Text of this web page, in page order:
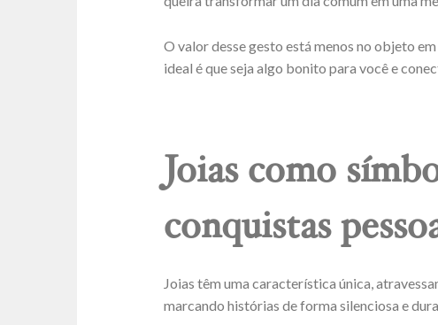
O valor desse gesto está menos no objeto
ideal é que seja algo bonito para você e
Joias como
conquistas
Joias têm uma característica única,
marcando histórias de forma silenciosa e